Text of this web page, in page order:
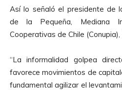
Así lo señaló el presidente de
de la Pequeña, Mediana
Cooperativas de Chile
“La informalidad golpea
favorece movimientos de
fundamental agilizar el